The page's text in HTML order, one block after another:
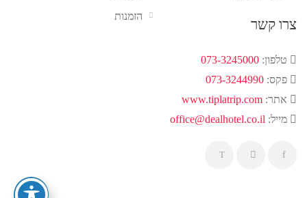
הזמנות
צרו קשר
טלפון: 073-3245000
פקס: 073-3244990
אתר: www.tiplatrip.com
מייל: office@dealhotel.co.il